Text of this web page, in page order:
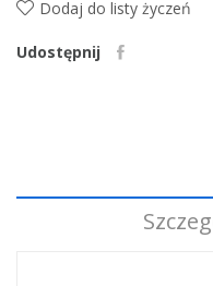
Dodaj do listy życzeń
Udostępnij